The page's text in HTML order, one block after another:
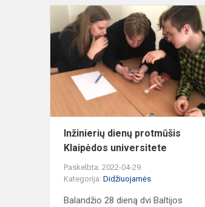
Inžinierių dienų protmūšis
Klaipėdos universitete
Paskelbta: 2022-04-29
Kategorija: Didžiuojamės
Balandžio 28 dieną dvi Baltijos